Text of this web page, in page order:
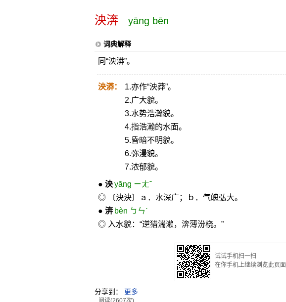
泱渀 yāng bēn
词典解释
同“泱漭”。
泱漭：
1.亦作“泱莽”。
2.广大貌。
3.水势浩瀚貌。
4.指浩瀚的水面。
5.昏暗不明貌。
6.弥漫貌。
7.浓郁貌。
● 泱 yāng ㄧㄤˉ
◎ 〔泱泱〕ａ．水深广；ｂ．气魄弘大。
● 渀 bèn ㄅㄣˋ
◎ 入水貌：“逆猎湍濑，渀薄汾桡。”
试试手机扫一扫
在你手机上继续浏览此页面
分享到： 更多
阅读(2607次)